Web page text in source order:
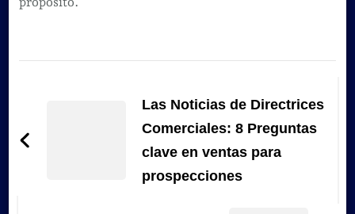
entradas
Las Noticias de Directrices
Comerciales: 8 Preguntas
clave en ventas para
prospecciones